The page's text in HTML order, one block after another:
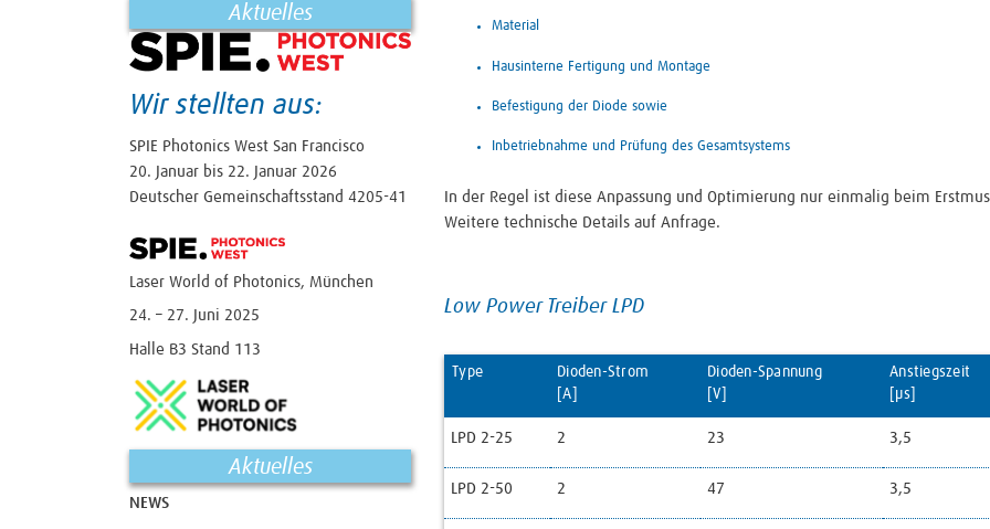
Material
Hausinterne Fertigung und Montage
Befestigung der Diode sowie
Inbetriebnahme und Prüfung des Gesamtsystems
In der Regel ist diese Anpassung und Optimierung nur einmalig beim
Weitere technische Details auf Anfrage.
Low Power Treiber LPD
Type
Dioden-Strom
[A]
Dioden-Spannung
[V]
Anstiegszeit
[µs]
LPD 2-25 2 23 3,5
LPD 2-50 2 47 3,5
Aktuelles
Wir stellten aus:
SPIE Photonics West San Francisco
20. Januar bis 22. Januar 2026
Deutscher Gemeinschaftsstand 4205-41
Laser World of Photonics, München
24. – 27. Juni 2025
Halle B3 Stand 113
Aktuelles
NEWS